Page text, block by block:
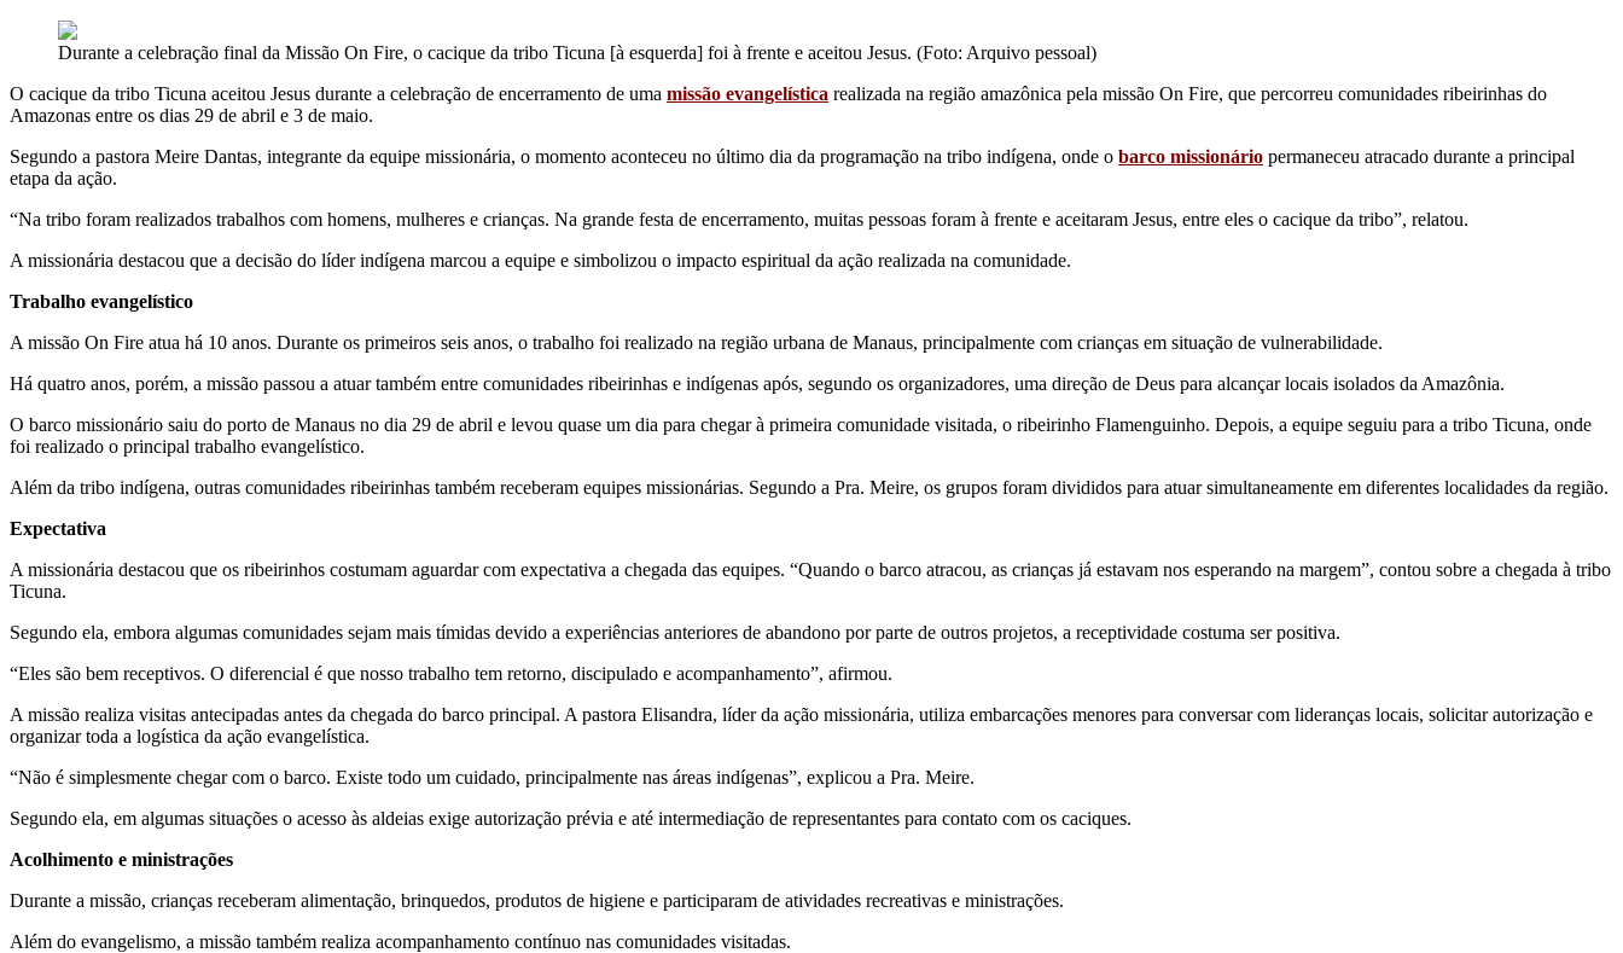
Durante a celebração final da Missão On Fire, o cacique da tribo Ticuna [à esquerda] foi à frente e aceitou Jesus. (Foto: Arquivo pessoal)
O cacique da tribo Ticuna aceitou Jesus durante a celebração de encerramento de uma missão evangelística realizada na região amazônica pela missão On Fire, que percorreu comunidades ribeirinhas do
Amazonas entre os dias 29 de abril e 3 de maio.
Segundo a pastora Meire Dantas, integrante da equipe missionária, o momento aconteceu no último dia da programação na tribo indígena, onde o barco missionário permaneceu atracado durante a principal
etapa da ação.
“Na tribo foram realizados trabalhos com homens, mulheres e crianças. Na grande festa de encerramento, muitas pessoas foram à frente e aceitaram Jesus, entre eles o cacique da tribo”, relatou.
A missionária destacou que a decisão do líder indígena marcou a equipe e simbolizou o impacto espiritual da ação realizada na comunidade.
Trabalho evangelístico
A missão On Fire atua há 10 anos. Durante os primeiros seis anos, o trabalho foi realizado na região urbana de Manaus, principalmente com crianças em situação de vulnerabilidade.
Há quatro anos, porém, a missão passou a atuar também entre comunidades ribeirinhas e indígenas após, segundo os organizadores, uma direção de Deus para alcançar locais isolados da Amazônia.
O barco missionário saiu do porto de Manaus no dia 29 de abril e levou quase um dia para chegar à primeira comunidade visitada, o ribeirinho Flamenguinho. Depois, a equipe seguiu para a tribo Ticuna, onde
foi realizado o principal trabalho evangelístico.
Além da tribo indígena, outras comunidades ribeirinhas também receberam equipes missionárias. Segundo a Pra. Meire, os grupos foram divididos para atuar simultaneamente em diferentes localidades da região.
Expectativa
A missionária destacou que os ribeirinhos costumam aguardar com expectativa a chegada das equipes. “Quando o barco atracou, as crianças já estavam nos esperando na margem”, contou sobre a chegada à tribo
Ticuna.
Segundo ela, embora algumas comunidades sejam mais tímidas devido a experiências anteriores de abandono por parte de outros projetos, a receptividade costuma ser positiva.
“Eles são bem receptivos. O diferencial é que nosso trabalho tem retorno, discipulado e acompanhamento”, afirmou.
A missão realiza visitas antecipadas antes da chegada do barco principal. A pastora Elisandra, líder da ação missionária, utiliza embarcações menores para conversar com lideranças locais, solicitar autorização e
organizar toda a logística da ação evangelística.
“Não é simplesmente chegar com o barco. Existe todo um cuidado, principalmente nas áreas indígenas”, explicou a Pra. Meire.
Segundo ela, em algumas situações o acesso às aldeias exige autorização prévia e até intermediação de representantes para contato com os caciques.
Acolhimento e ministrações
Durante a missão, crianças receberam alimentação, brinquedos, produtos de higiene e participaram de atividades recreativas e ministrações.
Além do evangelismo, a missão também realiza acompanhamento contínuo nas comunidades visitadas.